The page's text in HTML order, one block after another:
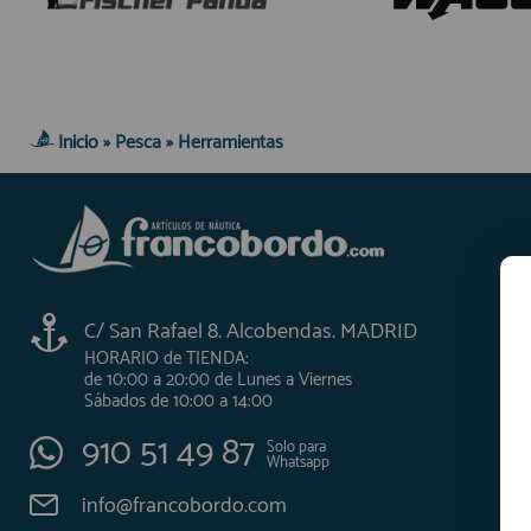
INFORMACION
910 60 71 03
HORARIO de TIENDA:
de 10:00 a 20:00 de Lunes a Viernes
910 51 49 87 Solo para
Whatsapp
info@francobordo.com
Inicio» Pesca» Herramientas
C/ San Rafael 8. Alcobendas. MADRID
HORARIO de TIENDA:
de 10:00 a 20:00 de Lunes a Viernes
Sábados de 10:00 a 14:00
910 51 49 87 Solo para
Whatsapp
info@francobordo.com